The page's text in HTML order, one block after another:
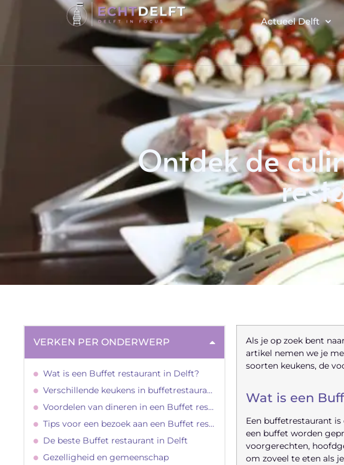
Actueel Delft
Ontdek de
Als je op zoek bent
artikel nemen we je
soorten keukens, de
Wat is een
Een buffetrestaurant
een buffet worden
voorgerechten,
om zoveel te eten als
VERKEN PER ONDERWERP
Wat is een Buffet restaurant in Delft?
Verschillende keukens in buffetrestaurants
Voordelen van dineren in een Buffet restaurant in Delft
Tips voor een bezoek aan een Buffet restaurant in Delft
De beste Buffet restaurant in Delft
Gezelligheid en gemeenschap